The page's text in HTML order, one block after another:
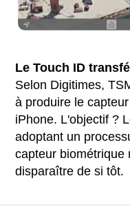
Le Touch ID
Selon Digitimes,
à produire le
iPhone. L'objectif ?
adoptant un
capteur biométrique
disparaître de si tôt.